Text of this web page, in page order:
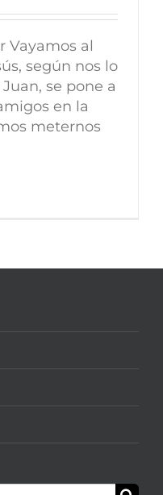
Vayamos al
según nos lo
se pone a
en la
meternos